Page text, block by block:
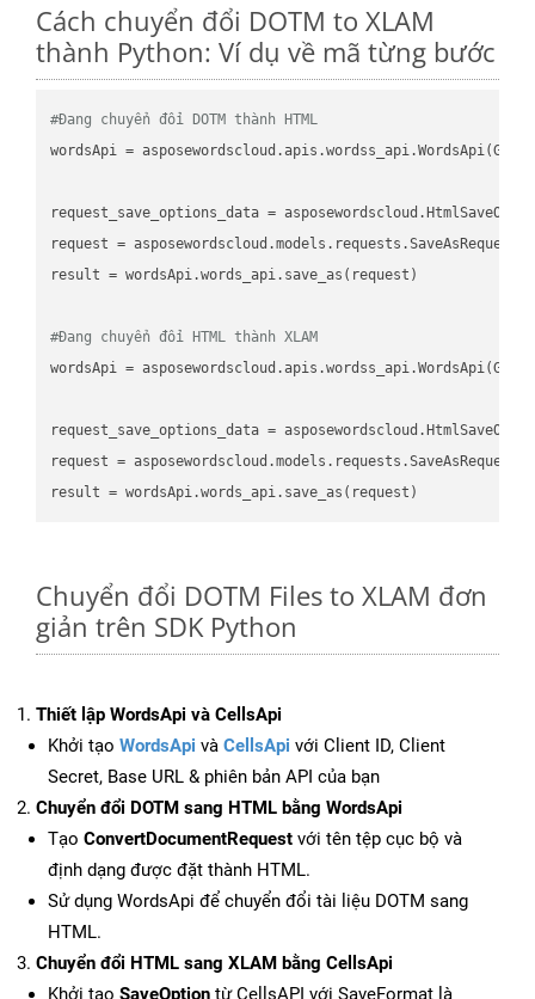
Cách chuyển đổi DOTM to XLAM
thành Python: Ví dụ về mã từng bước
#Đang chuyển đổi DOTM thành HTML
wordsApi =
request_save_options_data =
request
result = wordsApi.words_api.save_as(request)
#Đang chuyển đổi HTML thành XLAM
wordsApi =
request_save_options_data =
request
result
Chuyển đổi DOTM Files to XLAM đơn
giản trên SDK Python
Thiết lập WordsApi và CellsApi
Khởi tạo WordsApi và CellsApi với Client ID, Client
Secret, Base URL & phiên bản API của bạn
Chuyển đổi DOTM sang HTML bằng WordsApi
Tạo ConvertDocumentRequest với tên tệp cục bộ và
định dạng được đặt thành HTML.
Sử dụng WordsApi để chuyển đổi tài liệu DOTM sang
HTML.
Chuyển đổi HTML sang XLAM bằng CellsApi
Khởi tạo SaveOption từ CellsAPI với SaveFormat là